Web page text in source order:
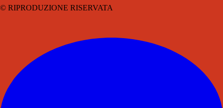
© RIPRODUZIONE RISERVATA